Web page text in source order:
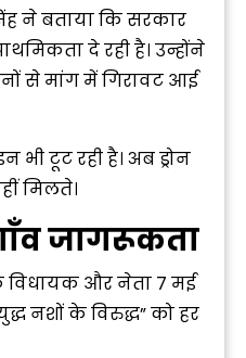
ने बताया कि सरकार
दे रही है। उन्होंने
से मांग में गिरावट आई
टूट रही है। अब ड्रोन
मिलते।
जागरूकता
विधायक और नेता 7 मई
नशों के विरुद्ध” को हर